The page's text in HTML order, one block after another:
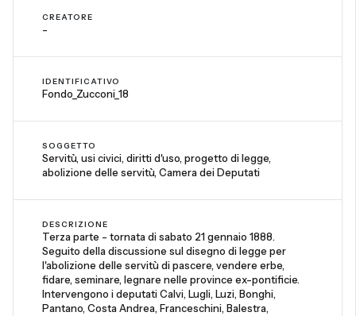
CREATORE
-
IDENTIFICATIVO
Fondo_Zucconi_18
SOGGETTO
Servitù, usi civici, diritti d'uso, progetto di legge,
abolizione delle servitù, Camera dei Deputati
DESCRIZIONE
Terza parte - tornata di sabato 21 gennaio 1888.
Seguito della discussione sul disegno di legge per
l'abolizione delle servitù di pascere, vendere erbe,
fidare, seminare, legnare nelle province ex-pontificie.
Intervengono i deputati Calvi, Lugli, Luzi, Bonghi,
Pantano, Costa Andrea, Franceschini, Balestra,